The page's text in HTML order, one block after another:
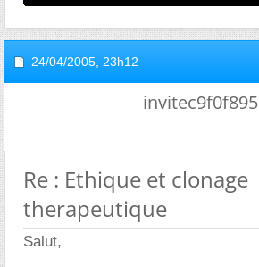
24/04/2005, 23h12
invitec9f0f895
Re : Ethique et clonage
therapeutique
Salut,